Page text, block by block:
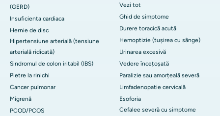
(GERD)
Insuficienta cardiaca
Hernie de disc
Hipertensiune arterială (tensiune
arterială ridicată)
Sindromul de colon iritabil (IBS)
Pietre la rinichi
Cancer pulmonar
Migrenă
PCOD/PCOS
Vezi tot
Ghid de simptome
Durere toracică acută
Hemoptizie (tușirea cu sânge)
Urinarea excesivă
Vedere încețoșată
Paralizie sau amorțeală severă
Limfadenopatie cervicală
Esoforia
Cefalee severă cu simptome